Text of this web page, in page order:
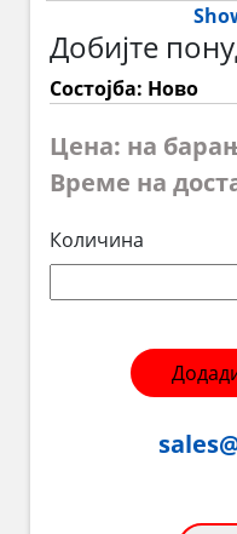
Добијте
Состојба: Ново
Цена: на
Време на
Количина